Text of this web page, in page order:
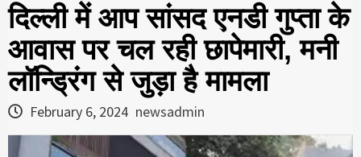
दिल्ली में आप सांसद एनडी गुप्ता के
आवास पर चल रही छापेमारी, मनी
लॉन्ड्रिंग से जुड़ा है मामला
February 6, 2024 newsadmin